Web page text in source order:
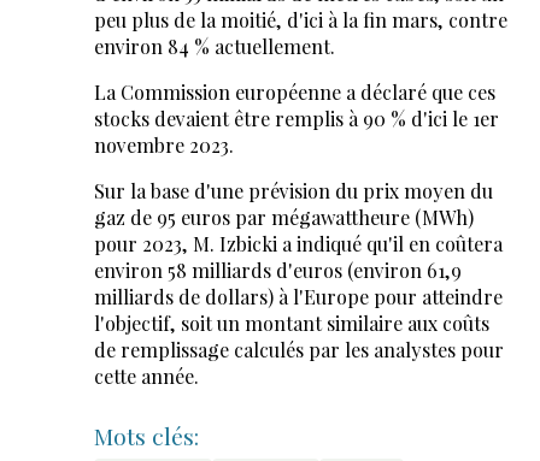
peu plus de la moitié, d'ici à la fin mars, contre
environ 84 % actuellement.
La Commission européenne a déclaré que ces
stocks devaient être remplis à 90 % d'ici le 1er
novembre 2023.
Sur la base d'une prévision du prix moyen du
gaz de 95 euros par mégawattheure (MWh)
pour 2023, M. Izbicki a indiqué qu'il en coûtera
environ 58 milliards d'euros (environ 61,9
milliards de dollars) à l'Europe pour atteindre
l'objectif, soit un montant similaire aux coûts
de remplissage calculés par les analystes pour
cette année.
Mots clés: